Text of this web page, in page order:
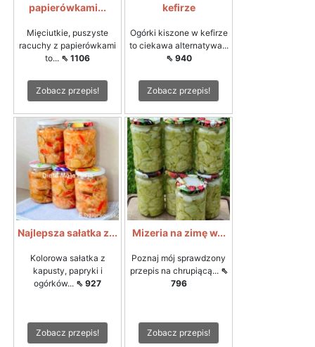
papierówkami...
Mięciutkie, puszyste
racuchy z papierówkami
to... ⇖ 1106
Zobacz przepis!
kefirze
Ogórki kiszone w kefirze
to ciekawa alternatywa...
⇖ 940
Zobacz przepis!
Najlepsza sałatka z...
Kolorowa sałatka z
kapusty, papryki i
ogórków... ⇖ 927
Zobacz przepis!
Mizeria na zimę w...
Poznaj mój sprawdzony
przepis na chrupiącą... ⇖
796
Zobacz przepis!